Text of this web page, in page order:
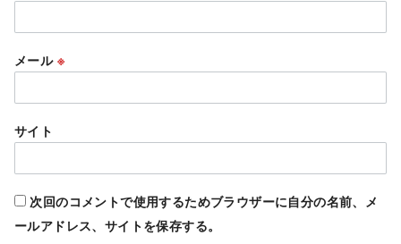
メール ※
サイト
次回のコメントで使用するためブラウザーに自分の名前、メ
ールアドレス、サイトを保存する。